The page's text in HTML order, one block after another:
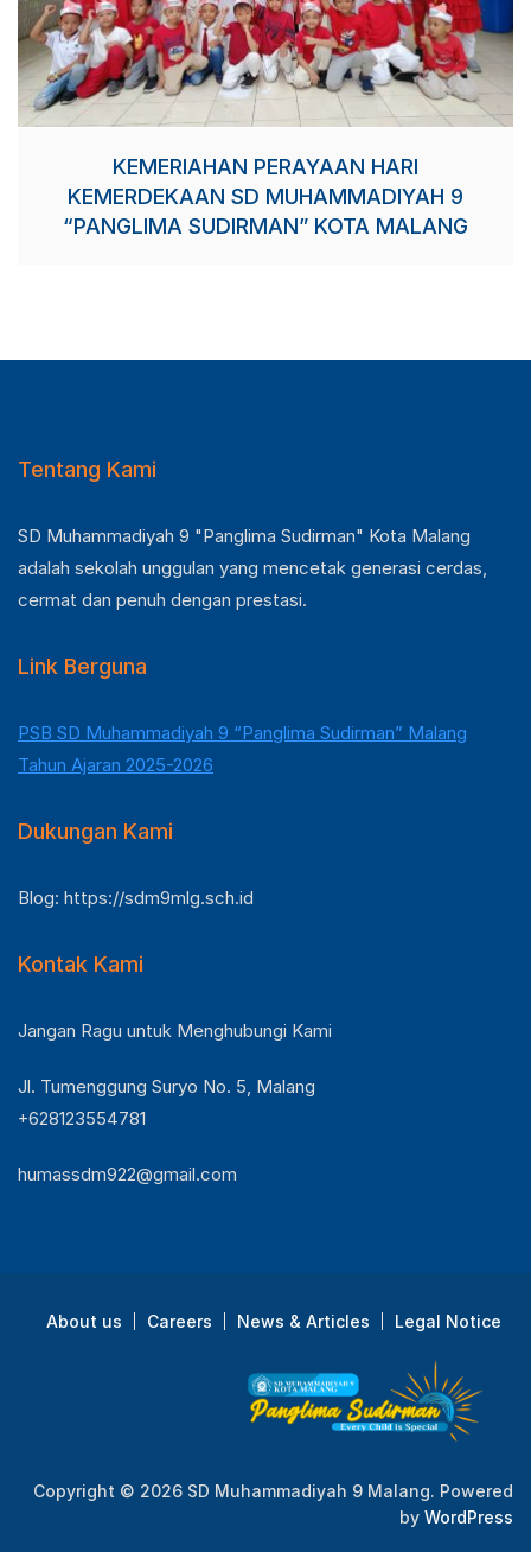
KEMERIAHAN PERAYAAN HARI
KEMERDEKAAN SD MUHAMMADIYAH 9
“PANGLIMA SUDIRMAN” KOTA MALANG
Tentang Kami
SD Muhammadiyah 9 "Panglima Sudirman" Kota Malang
adalah sekolah unggulan yang mencetak generasi cerdas,
cermat dan penuh dengan prestasi.
Link Berguna
PSB SD Muhammadiyah 9 “Panglima Sudirman” Malang
Tahun Ajaran 2025-2026
Dukungan Kami
Blog: https://sdm9mlg.sch.id
Kontak Kami
Jangan Ragu untuk Menghubungi Kami
Jl. Tumenggung Suryo No. 5, Malang
+628123554781
humassdm922@gmail.com
About us Careers News & Articles Legal Notice
Copyright © 2026 SD Muhammadiyah 9 Malang. Powered
by WordPress